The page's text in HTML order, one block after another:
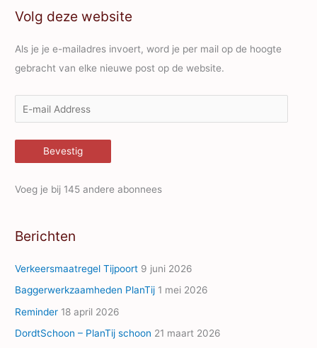
Volg deze website
Als je je e-mailadres invoert, word je per mail op de hoogte
gebracht van elke nieuwe post op de website.
-
m
a
d
r
e
s
s
Bevestig
Voeg je bij 145 andere abonnees
Berichten
Verkeersmaatregel Tijpoort 9 juni 2026
Baggerwerkzaamheden PlanTij 1 mei 2026
Reminder 18 april 2026
DordtSchoon – PlanTij schoon 21 maart 2026